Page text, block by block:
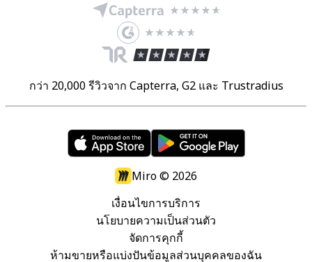
กว่า 20,000 รีวิวจาก Capterra, G2 และ Trustradius
Miro © 2026
เงื่อนไขการบริการ
นโยบายความเป็นส่วนตัว
จัดการคุกกี้
ห้ามขายหรือแบ่งปันข้อมูลส่วนบุคคลของฉัน